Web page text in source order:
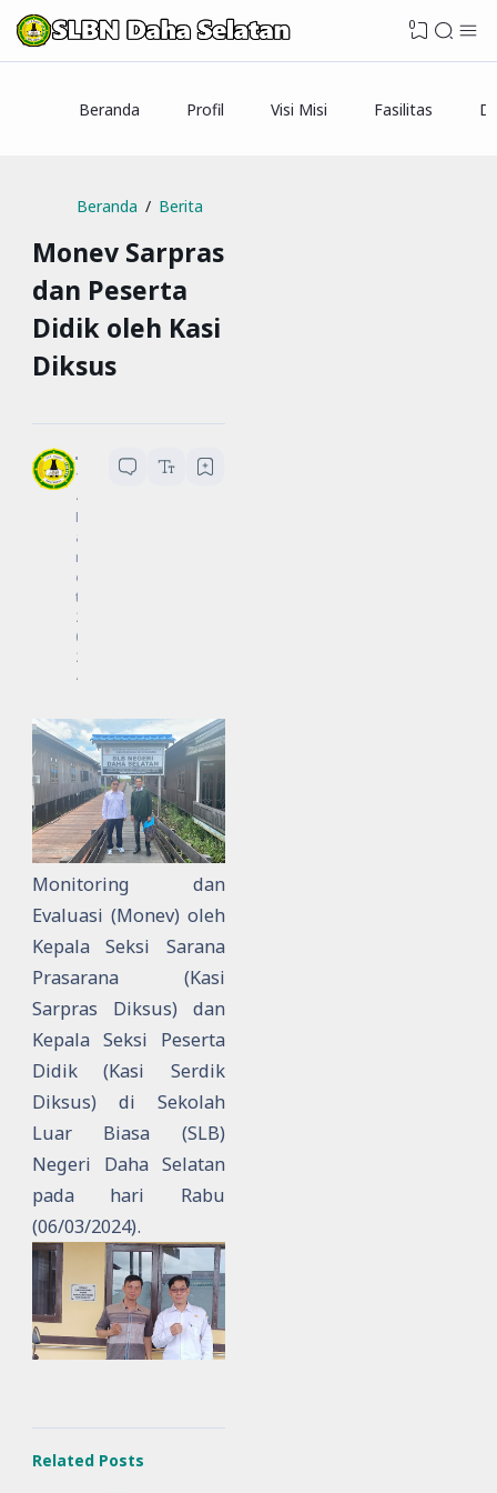
0
Beranda Profil Visi Misi Fasilitas
Beranda Berita
Monev Sarpras
dan Peserta
Didik oleh Kasi
Diksus
SLBN Daha Selatan
menit baca
1
4
M
a
r
e
t
2
0
2
4
Monitoring dan
Evaluasi (Monev) oleh
Kepala Seksi Sarana
Prasarana (Kasi
Sarpras Diksus) dan
Kepala Seksi Peserta
Didik (Kasi Serdik
Diksus) di Sekolah
Luar Biasa (SLB)
Negeri Daha Selatan
pada hari Rabu
(06/03/2024).
Related Posts